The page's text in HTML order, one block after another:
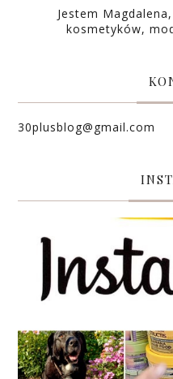
Jestem
kosmetyków,
30plusblog@gmail.com